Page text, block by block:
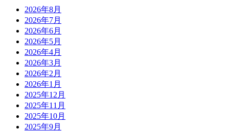
2026年8月
2026年7月
2026年6月
2026年5月
2026年4月
2026年3月
2026年2月
2026年1月
2025年12月
2025年11月
2025年10月
2025年9月